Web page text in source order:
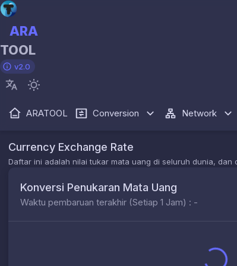
ARA
TOOL
v2.0
ARATOOL Conversion Network
Currency Exchange Rate
Daftar ini adalah nilai tukar mata uang di seluruh dunia,
Konversi Penukaran Mata Uang
Waktu pembaruan terakhir (Setiap 1 Jam) : -